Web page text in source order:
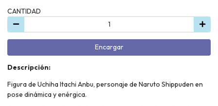
CANTIDAD
Encargar
Descripción:
Figura de Uchiha Itachi Anbu, personaje de Naruto Shippuden en
pose dinámica y enérgica.